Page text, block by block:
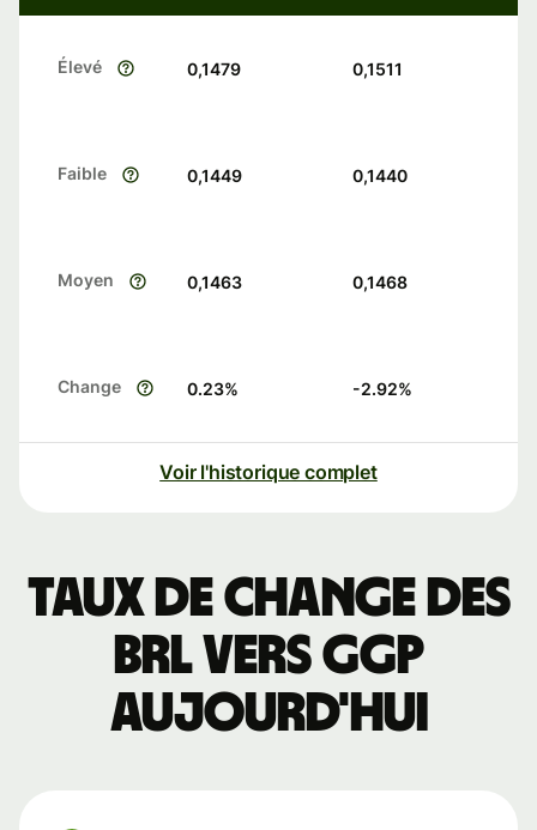
Élevé 0,1479 0,1511
Faible 0,1449 0,1440
Moyen 0,1463 0,1468
Change 0.23% -2.92%
Voir l'historique complet
Taux de change des
BRL vers GGP
aujourd'hui